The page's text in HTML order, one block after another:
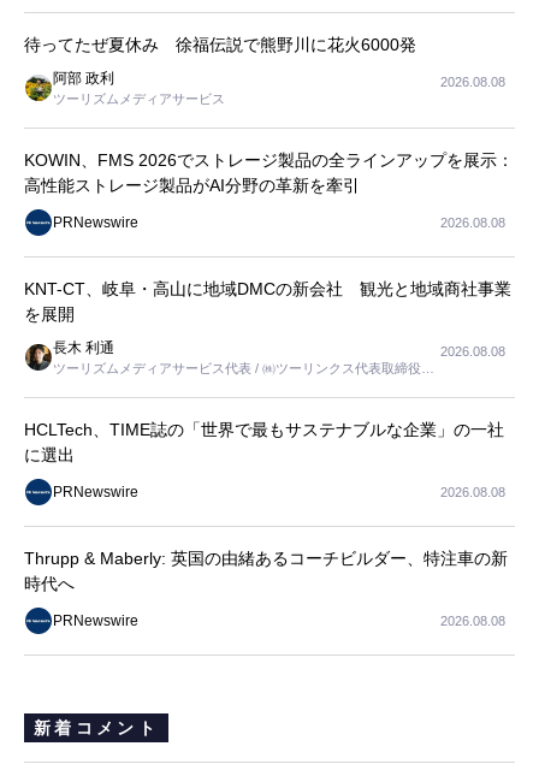
待ってたぜ夏休み 徐福伝説で熊野川に花火6000発
阿部 政利
ツーリズムメディアサービス
2026.08.08
KOWIN、FMS 2026でストレージ製品の全ラインアップを展示：
高性能ストレージ製品がAI分野の革新を牽引
PRNewswire 2026.08.08
KNT-CT、岐阜・高山に地域DMCの新会社 観光と地域商社事業
を展開
長木 利通
ツーリズムメディアサービス代表 / ㈱ツーリンクス代表取締役社
2026.08.08
HCLTech、TIME誌の「世界で最もサステナブルな企業」の一社
に選出
PRNewswire 2026.08.08
Thrupp & Maberly: 英国の由緒あるコーチビルダー、特注車の新
時代へ
PRNewswire 2026.08.08
新着コメント